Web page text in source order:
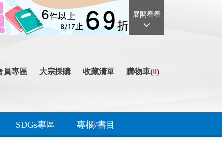
展開看看
員專區 大宗採購 收藏清單 購物車(0)
SDGs專區 專欄/書目